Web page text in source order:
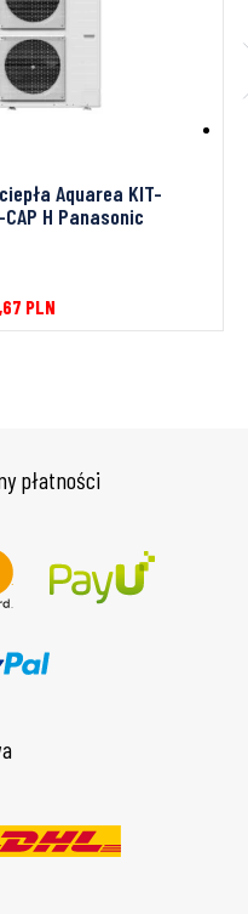
Aquarea KIT-
CAP H Panasonic
PLN
płatności